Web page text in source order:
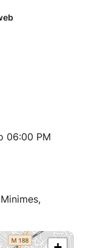
06:00 PM